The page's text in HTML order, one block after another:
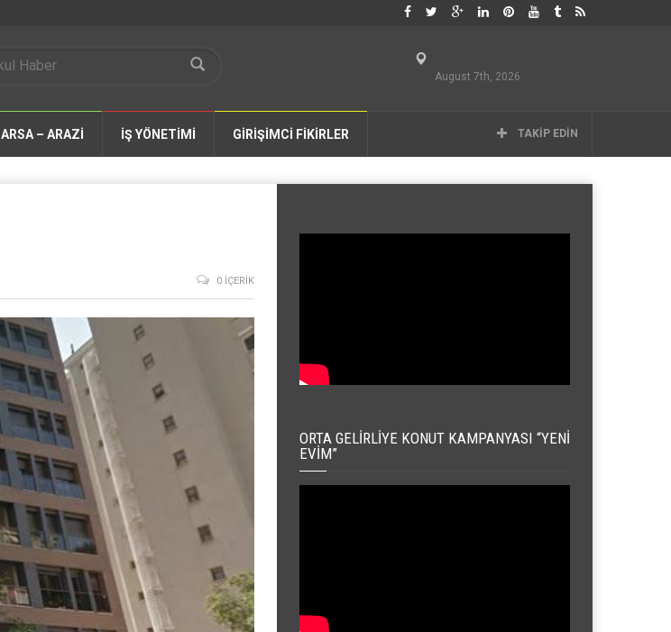
August 7th, 2026
ARSA – ARAZİ İŞ YÖNETİMİ GİRİŞİMCİ FİKİRLER TAKIP EDIN
0 İÇERIK
ORTA GELIRLIYE KONUT KAMPANYASI “YENI
EVIM”